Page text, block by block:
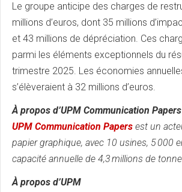
Le groupe anticipe des charges de
millions d’euros, dont 35 millions
et 43 millions de dépréciation. Ces
parmi les éléments exceptionnels du
trimestre 2025. Les économies
s’élèveraient à 32 millions d’euros.
À propos d’UPM Communication Papers
UPM Communication Papers est un
papier graphique, avec 10 usines, 5 000
capacité annuelle de 4,3 millions de
À propos d’UPM